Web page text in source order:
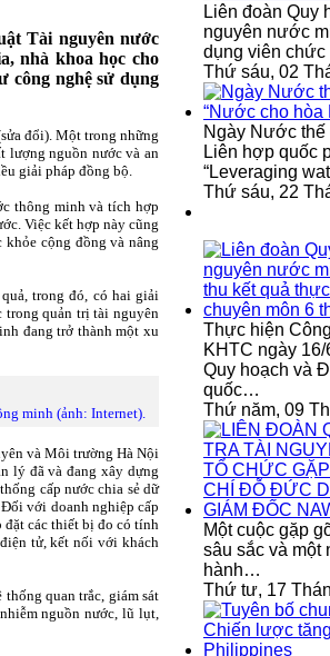
Tài nguyên nước
nhà khoa học cho
công nghệ sử dụng
đổi). Một trong những
lượng nguồn nước và an
giải pháp đồng bộ.
thông minh và tích hợp
Việc kết hợp này cũng
cộng đồng và nâng
trong đó, có hai giải
trong quản trị tài nguyên
đang trở thành một xu
minh (ảnh: Internet).
và Môi trường Hà Nội
lý đã và đang xây dựng
cấp nước chia sẻ dữ
với doanh nghiệp cấp
đặt các thiết bị đo có tính
tử, kết nối với khách
quan trắc, giám sát
nguồn nước, lũ lụt,
Liên đoàn Quy
nguyên nước
dụng viên
Thứ sáu, 02
Ngày Nước
Liên hợp quốc
“Leveraging
Thứ sáu, 22
Thực hiện
KHTC ngày
Quy hoạch và
quốc…
Thứ năm, 09
Một cuộc gặp
sâu sắc và một
hành…
Thứ tư, 17